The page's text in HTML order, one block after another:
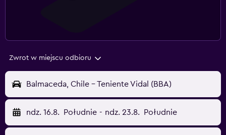
Zwrot w miejscu odbioru
Balmaceda, Chile - Teniente Vidal (BBA)
ndz. 16.8. Południe - ndz. 23.8. Południe